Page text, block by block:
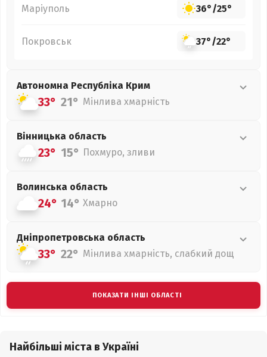
Маріуполь 36°/25°
Покровськ 37°/22°
Автономна Республіка Крим
33° 21° Мінлива хмарність
Вінницька область
23° 15° Похмуро, зливи
Волинська область
24° 14° Хмарно
Дніпропетровська область
33° 22° Мінлива хмарність, слабкий дощ
ПОКАЗАТИ ІНШІ ОБЛАСТІ
Найбільші міста в Україні